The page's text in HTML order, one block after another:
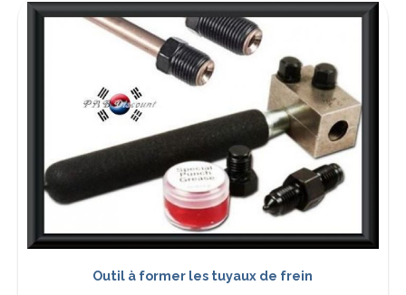
Outil à former les tuyaux de frein